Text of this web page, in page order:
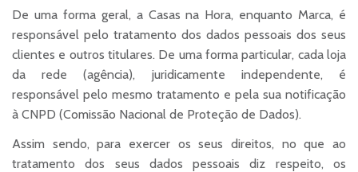
De uma forma geral, a Casas na Hora, enquanto Marca, é
responsável pelo tratamento dos dados pessoais dos seus
clientes e outros titulares. De uma forma particular, cada loja
da rede (agência), juridicamente independente, é
responsável pelo mesmo tratamento e pela sua notificação
à CNPD (Comissão Nacional de Proteção de Dados).
Assim sendo, para exercer os seus direitos, no que ao
tratamento dos seus dados pessoais diz respeito, os